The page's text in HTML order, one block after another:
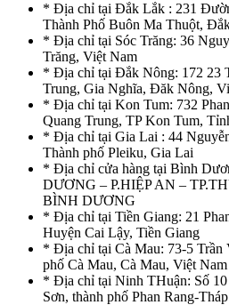
* Địa chỉ tại Đắk Lắk : 231
Thành Phố Buôn Ma Thuột,
* Địa chỉ tại Sóc Trăng: 36
Trăng, Việt Nam
* Địa chỉ tại Đắk Nông: 172 23
Trung, Gia Nghĩa, Đăk Nông,
* Địa chỉ tại Kon Tum: 732
Quang Trung, TP Kon Tum,
* Địa chỉ tại Gia Lai : 44
Thành phố Pleiku, Gia Lai
* Địa chỉ cửa hàng tại Bình
DƯƠNG – P.HIỆP AN –
BÌNH DƯƠNG
* Địa chỉ tại Tiền Giang: 21
Huyện Cai Lậy, Tiền Giang
* Địa chỉ tại Cà Mau: 73-5 Trần
phố Cà Mau, Cà Mau, Việt Nam
* Địa chỉ tại Ninh THuận: Số
Sơn, thành phố Phan Rang-